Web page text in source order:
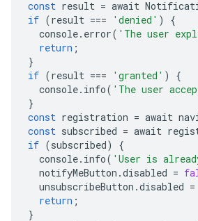
const result = await
if (result === 'denied' )
{
console. error( 'The user
return ;
}
if (result === 'granted' )
{
console. info( 'The user
}
const registration = await
const subscribed = await
if (subscribed)
{
console. info( 'User is
notifyMeButton .disabled =
unsubscribeButton .disabled =
return ;
}